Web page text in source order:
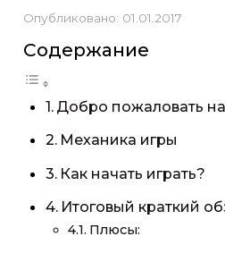
Опубликовано: 01.01.2017
Содержание
Добро пожаловать
Механика игры
Как начать играть?
Итоговый краткий
Плюсы: